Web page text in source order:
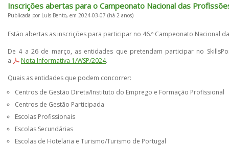
Inscrições abertas para o Campeonato Nacional das
Publicada por Luís Bento, em 2024-03-07 (há 2 anos)
Estão abertas as inscrições para participar no 46.º Campeonato Nacional
De 4 a 26 de março, as entidades que pretendam participar no
a
Nota Informativa 1/WSP/2024.
Quais as entidades que podem concorrer:
Centros de Gestão Direta/Instituto do Emprego e Formação Profissional
Centros de Gestão Participada
Escolas Profissionais
Escolas Secundárias
Escolas de Hotelaria e Turismo/Turismo de Portugal